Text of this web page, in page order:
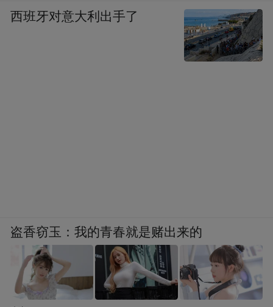
西班牙对意大利出手了
盗香窃玉：我的青春就是赌出来的